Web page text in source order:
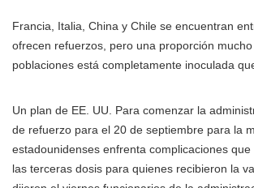
Francia, Italia, China y Chile se encuentran
ofrecen refuerzos, pero una proporción
poblaciones está completamente inoculada
Un plan de EE. UU. Para comenzar la
de refuerzo para el 20 de septiembre para la
estadounidenses enfrenta complicaciones
las terceras dosis para quienes recibieron la